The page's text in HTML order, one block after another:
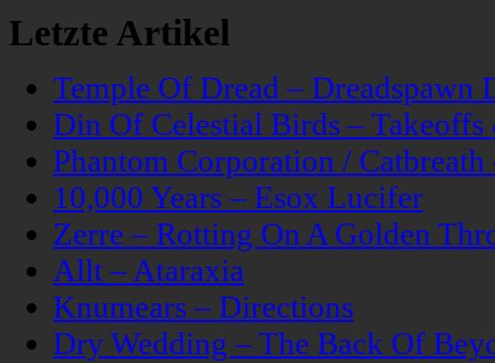
Letzte Artikel
Temple Of Dread – Dreadspawn
Din Of Celestial Birds –
Phantom Corporation /
10,000 Years – Esox Lucifer
Zerre – Rotting On A Golden
Allt – Ataraxia
Knumears – Directions
Dry Wedding – The Back Of